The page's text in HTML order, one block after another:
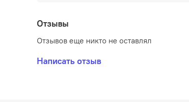
Отзывы
Отзывов еще никто не оставлял
Написать отзыв